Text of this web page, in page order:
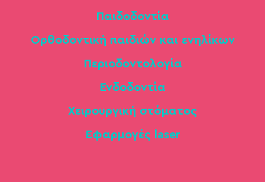
Παιδοδοντία
Ορθοδοντική παιδιών και ενηλίκων
Περιοδοντολογία
Ενδοδοντία
Χειρουργική στόματος
Εφαρμογές laser